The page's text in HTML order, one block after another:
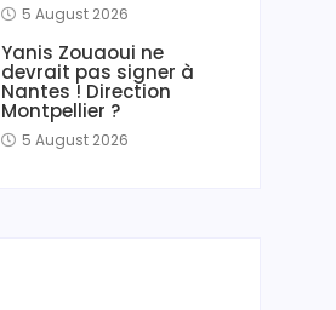
5 August 2026
Yanis Zouaoui ne
devrait pas signer à
Nantes ! Direction
Montpellier ?
5 August 2026